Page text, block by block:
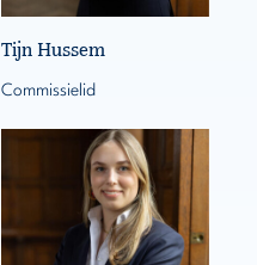
Tijn Hussem
Commissielid